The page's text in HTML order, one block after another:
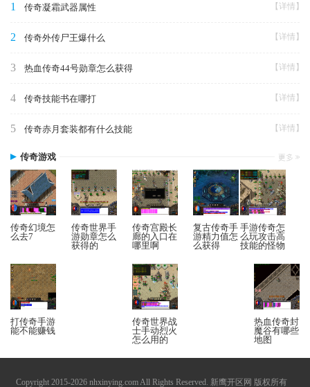
1 传奇凝霜武器属性 【详情】
2 传奇外传尸王爆什么 【详情】
3 热血传奇44号勋章怎么获得 【详情】
4 传奇技能书在哪打 【详情】
5 传奇赤月套装都有什么技能 【详情】
传奇游戏
传奇幻境怎
么去7
传奇世界手
游勋章怎么
获得的
传奇宫殿长
廊的入口在
哪里啊
复古传奇手
游精力值怎
么获得
手游传奇怎
么玩攻击高
技能的怪物
打传奇手游
能不能赚钱
传奇世界战
士手动烈火
怎么用的
热血传奇封
魔谷有哪些
地图
Copyright 2015-2026 nhxinying.com All Rights Reserved. 新鹰开区网 版权所有